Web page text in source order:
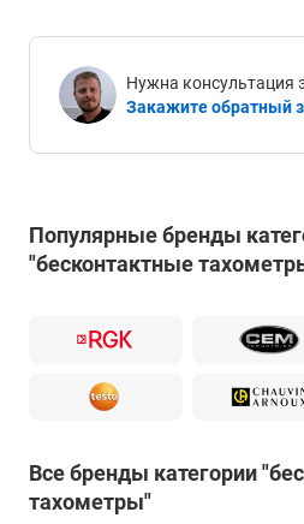
Нужна консультация
Закажите обратный
Популярные бренды
"бесконтактные
Все бренды категории
тахометры"